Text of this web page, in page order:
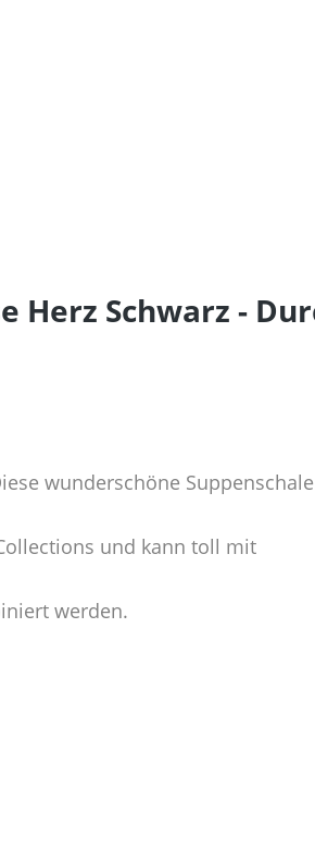
Schwarz -
wunderschöne Suppenschale
und kann toll mit
werden.